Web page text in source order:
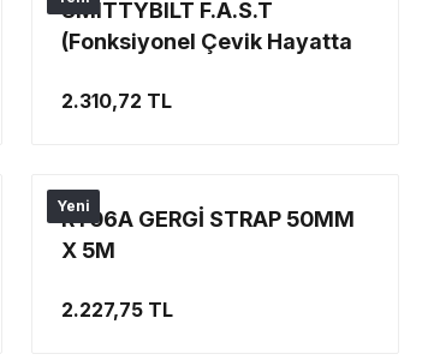
SMITTYBILT F.A.S.T
(Fonksiyonel Çevik Hayatta
2.310,72 TL
Yeni
RT06A GERGİ STRAP 50MM
X 5M
2.227,75 TL